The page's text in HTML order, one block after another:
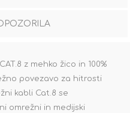
z mehko žico in 100%
povezavo za hitrosti
kabli Cat.8 se
omrežni in medijski